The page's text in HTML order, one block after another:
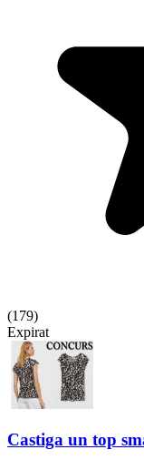
(179)
Expirat
Castiga un top